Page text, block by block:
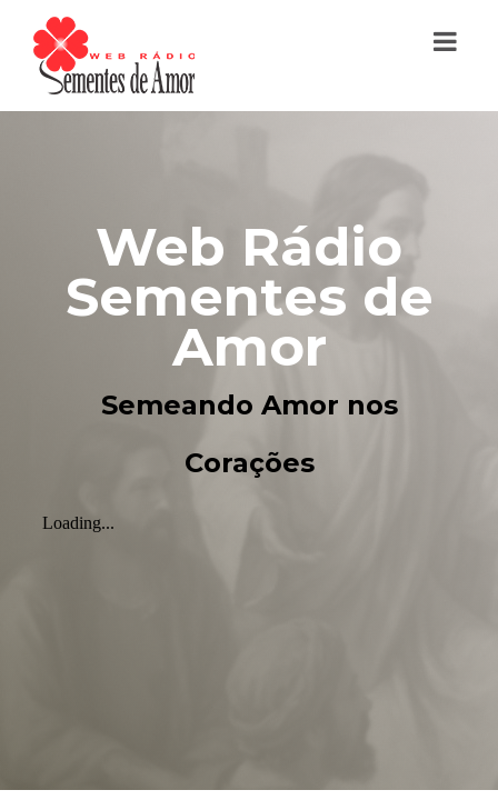
Web Rádio
Sementes de
Amor
Semeando Amor nos
Corações